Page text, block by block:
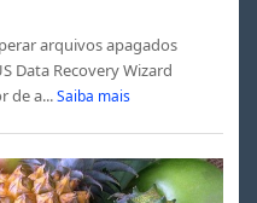
arquivos apagados
Data Recovery Wizard
de a... Saiba mais